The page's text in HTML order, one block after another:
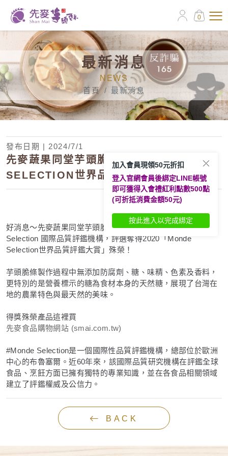
0
最新消息
NEWS
首頁
最新消息
先麥蔬果同堂芋頭脆條奪得2020 MONDE
SELECTION世界品質評鑑大賞 殊榮
發布日期 | 2024/7/1
好消息～先麥蔬果同堂芋頭脆條，由歐洲布魯塞爾 Monde
Selection 國際品質評鑑機構，評選奪得2020「Monde
Selection世界品質評鑑大賞」殊榮！
芋頭脆條製作過程中無添加防腐劑、糖、味精、色素及香料，
更特別的是營養標示的糖為食材本身的天然糖，展現了台灣在
地的農業特色與最天然的美味。
得獎殊榮產品這裡買
先麥食品購物網站 (smai.com.tw)
#Monde Selection是一個國際性品質評鑑機構，總部位於歐洲
中心的布魯塞爾。近60年來，該國際品質研究機構在評鑑全球
食品、烹飪方面已擁有獨特的專業知識，並在各食品相關領域
建立了評鑑權威及公信力。
BACK
加入會員現領50元折扣
登入官網會員後綁定LINE帳號
即可獲得入會禮紅利點數500點
(可折抵消費金額50元)
按此進入以完成綁定